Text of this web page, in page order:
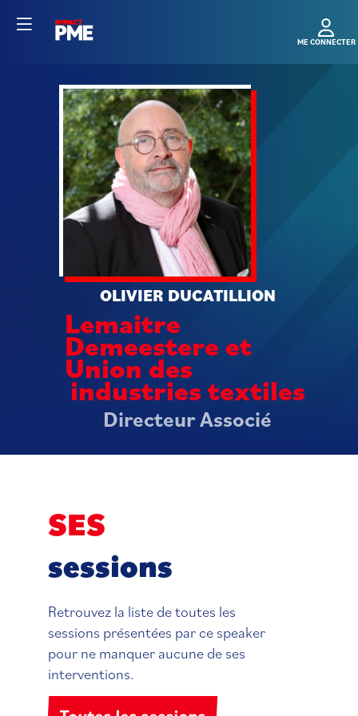
OD
OLIVIER DUCATILLION
Lemaitre
Demeestere et
Union des
industries textiles
Directeur Associé
SES
sessions
Retrouvez la liste de toutes les
sessions présentées par ce speaker
pour ne manquer aucune de ses
interventions.